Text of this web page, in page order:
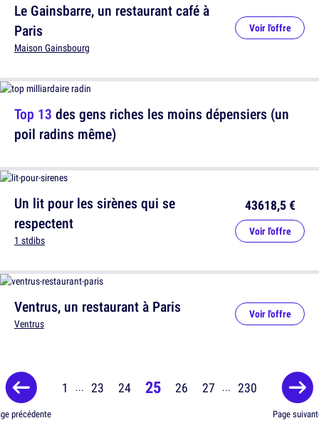
Le Gainsbarre, un restaurant café à
Paris
Maison Gainsbourg
Voir l'offre
Un lit pour les sirènes qui se
respectent
1 stdibs
43618,5 €
Voir l'offre
Top 13 des gens riches les moins dépensiers (un
poil radins même)
Ventrus, un restaurant à Paris
Ventrus
Voir l'offre
précédente
1 ... 23 24 25 26 27 ... 230
Page